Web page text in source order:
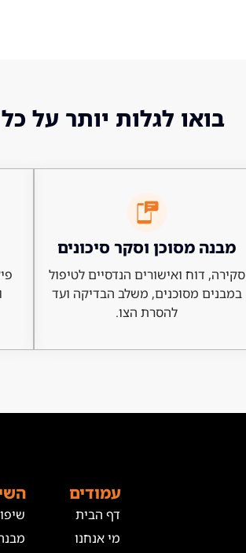
בואו לגלות יותר על
מבנה מסוכן וסקר סיכונים
סקירה, דוח ואישורים הנדסיים לטיפול
במבנים מסוכנים, משלב הבדיקה ועד
להסרת הצו.
עמודים
דף הבית
מי אנחנו